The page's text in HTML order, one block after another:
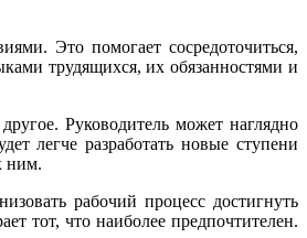
Это помогает сосредоточиться,
трудящихся, их обязанностями и
Руководитель может наглядно
легче разработать новые ступени
ним.
рабочий процесс достигнуть
тот, что наиболее предпочтителен.